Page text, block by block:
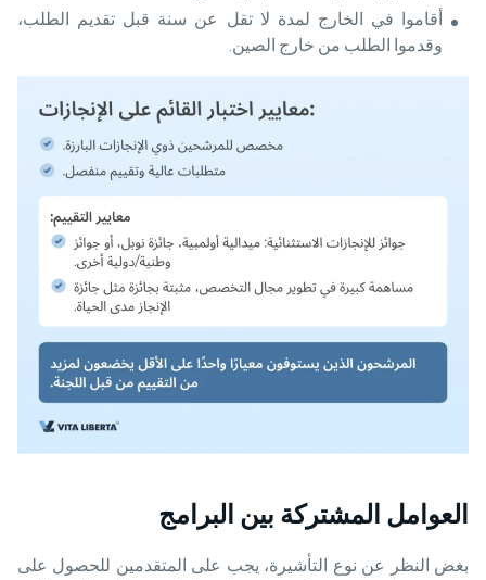
أقاموا في الخارج لمدة لا تقل عن سنة قبل تقديم الطلب،
وقدموا الطلب من خارج الصين.
العوامل المشتركة بين البرامج
بغض النظر عن نوع التأشيرة، يجب على المتقدمين للحصول على